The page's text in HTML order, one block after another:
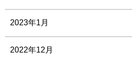
2023年1月
2022年12月